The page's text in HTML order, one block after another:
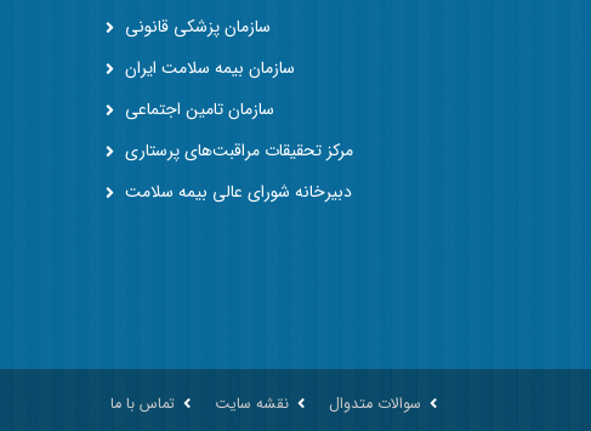
سازمان پزشکی قانونی
سازمان بیمه سلامت ایران
سازمان تامین اجتماعی
مرکز تحقیقات مراقبت‌های پرستاری
دبیرخانه شورای عالی بیمه سلامت
سوالات متدوال نقشه سایت تماس با ما